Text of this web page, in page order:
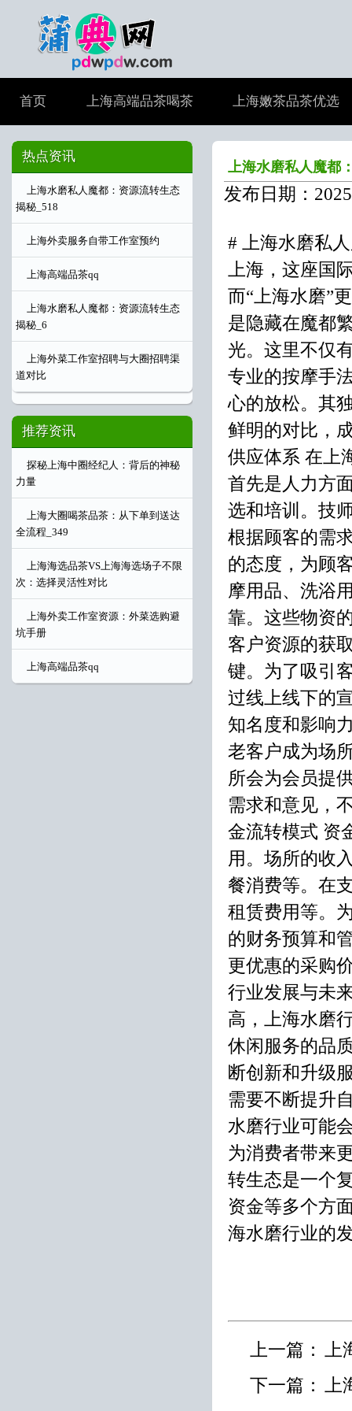
首页 上海高端品茶喝茶 上海嫩茶品茶优选
上海水磨私人魔都
发布日期：
# 上海水磨私
上海，这座国
而“上海水磨”
是隐藏在魔都
光。这里不仅
专业的按摩手
心的放松。其
鲜明的对比，
供应体系 在上
首先是人力方
选和培训。技
根据顾客的需
的态度，为顾
摩用品、洗浴
靠。这些物资
客户资源的获
键。为了吸引
过线上线下的
知名度和影响
老客户成为场
所会为会员提
需求和意见，
金流转模式 资
用。场所的收
餐消费等。在
租赁费用等。
的财务预算和
更优惠的采购
行业发展与未
高，上海水磨
休闲服务的品
断创新和升级
需要不断提升
水磨行业可能
为消费者带来
转生态是一个
资金等多个方
海水磨行业的
上一篇：
下一篇：
热点资讯
上海水磨私人魔都：资源流转生态
揭秘_518
上海外卖服务自带工作室预约
上海高端品茶qq
上海水磨私人魔都：资源流转生态
揭秘_6
上海外菜工作室招聘与大圈招聘渠
道对比
推荐资讯
探秘上海中圈经纪人：背后的神秘
力量
上海大圈喝茶品茶：从下单到送达
全流程_349
上海海选品茶VS上海海选场子不限
次：选择灵活性对比
上海外卖工作室资源：外菜选购避
坑手册
上海高端品茶qq